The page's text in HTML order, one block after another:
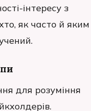
інтересу з
як часто й яким
для розуміння